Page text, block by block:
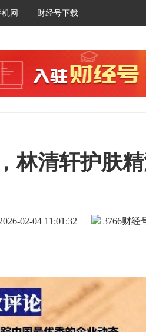
网 财经号下载
林清轩护肤
财经
02-04 11:01:32 3766